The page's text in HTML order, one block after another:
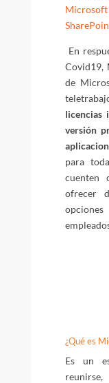
En
Covid19,
de
licencias
versión
para
cuenten
ofrecer
¿Qué es
Es un